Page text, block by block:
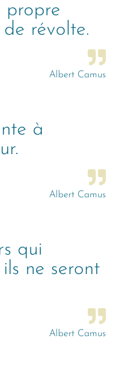
propre
révolte.
Albert Camus
à
Albert Camus
qui
ne seront
Albert Camus